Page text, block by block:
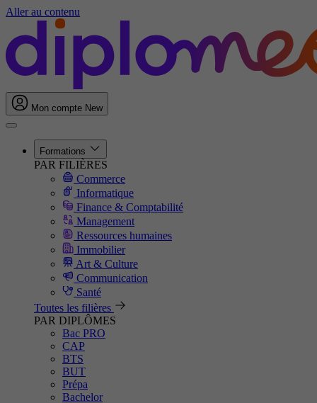
Aller au contenu
Mon compte New
Formations
PAR FILIÈRES
Commerce
Informatique
Finance & Comptabilité
Management
Ressources humaines
Immobilier
Art & Culture
Communication
Santé
Toutes les filières
PAR DIPLÔMES
Bac PRO
CAP
BTS
BUT
Prépa
Bachelor